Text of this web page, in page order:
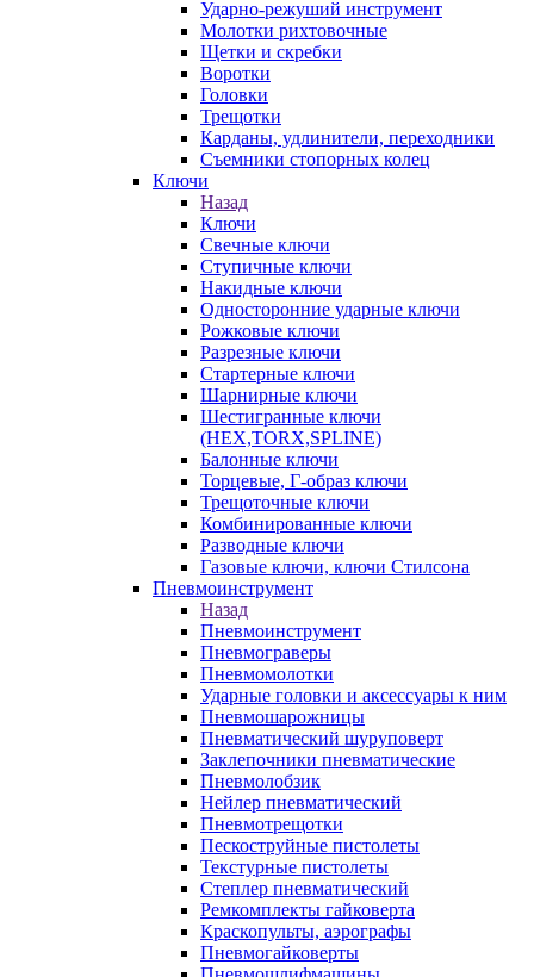
Ударно-режуший инструмент
Молотки рихтовочные
Щетки и скребки
Воротки
Головки
Трещотки
Карданы, удлинители, переходники
Съемники стопорных колец
Ключи
Назад
Ключи
Свечные ключи
Ступичные ключи
Накидные ключи
Односторонние ударные ключи
Рожковые ключи
Разрезные ключи
Стартерные ключи
Шарнирные ключи
Шестигранные ключи
(HEX,TORX,SPLINE)
Балонные ключи
Торцевые, Г-образ ключи
Трещоточные ключи
Комбинированные ключи
Разводные ключи
Газовые ключи, ключи Стилсона
Пневмоинструмент
Назад
Пневмоинструмент
Пневмограверы
Пневмомолотки
Ударные головки и аксессуары к ним
Пневмошарожницы
Пневматический шуруповерт
Заклепочники пневматические
Пневмолобзик
Нейлер пневматический
Пневмотрещотки
Пескоструйные пистолеты
Текстурные пистолеты
Степлер пневматический
Ремкомплекты гайковерта
Краскопульты, аэрографы
Пневмогайковерты